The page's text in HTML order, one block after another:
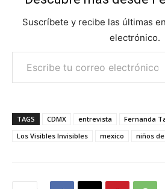
Suscríbete y recibe las últimas
electrónico.
Escribe tu correo electrónico…
TAGS CDMX entrevista
Fernanda
Los Visibles Invisibles
mexico niños